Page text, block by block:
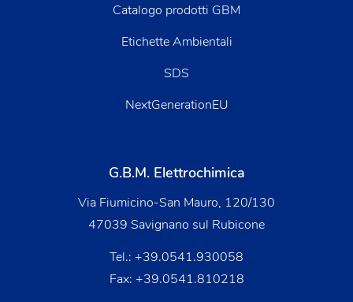
Catalogo prodotti GBM
Etichette Ambientali
SDS
NextGenerationEU
G.B.M. Elettrochimica
Via Fiumicino-San Mauro, 120/130
47039 Savignano sul Rubicone
Tel.: +39.0541.930058
Fax: +39.0541.810218